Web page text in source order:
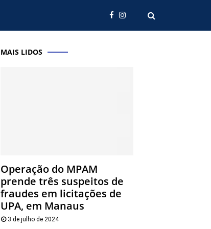
MAIS LIDOS
Operação do MPAM
prende três suspeitos de
fraudes em licitações de
UPA, em Manaus
3 de julho de 2024